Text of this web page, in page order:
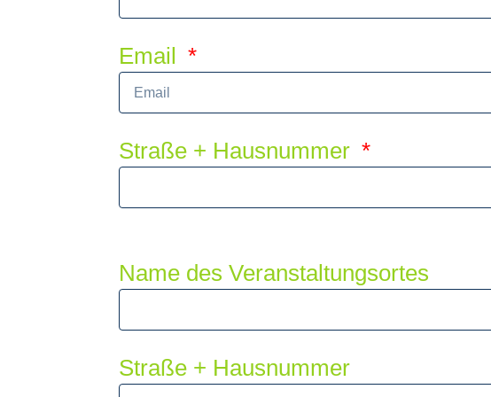
Email
Straße + Hausnummer
Name des Veranstaltungsortes
Straße + Hausnummer